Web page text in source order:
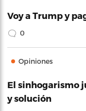
Voy a Trump y
0
Opiniones
El sinhogarismo
y solución